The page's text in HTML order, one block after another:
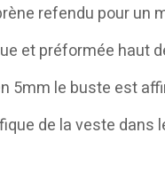
refendu pour un
et préformée haut
5mm le buste est
de la veste dans